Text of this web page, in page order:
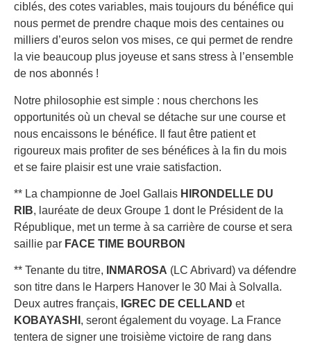
ciblés, des cotes variables, mais toujours du bénéfice qui
nous permet de prendre chaque mois des centaines ou
milliers d’euros selon vos mises, ce qui permet de rendre
la vie beaucoup plus joyeuse et sans stress à l’ensemble
de nos abonnés !
Notre philosophie est simple : nous cherchons les
opportunités où un cheval se détache sur une course et
nous encaissons le bénéfice. Il faut être patient et
rigoureux mais profiter de ses bénéfices à la fin du mois
et se faire plaisir est une vraie satisfaction.
** La championne de Joel Gallais HIRONDELLE DU
RIB, lauréate de deux Groupe 1 dont le Président de la
République, met un terme à sa carrière de course et sera
saillie par FACE TIME BOURBON
** Tenante du titre, INMAROSA (LC Abrivard) va défendre
son titre dans le Harpers Hanover le 30 Mai à Solvalla.
Deux autres français, IGREC DE CELLAND et
KOBAYASHI , seront également du voyage. La France
tentera de signer une troisième victoire de rang dans